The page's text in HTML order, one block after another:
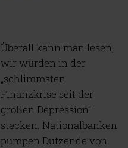
Überall kann man lesen,
wir würden in der
„schlimmsten
Finanzkrise seit der
großen Depression“
stecken. Nationalbanken
pumpen Dutzende von